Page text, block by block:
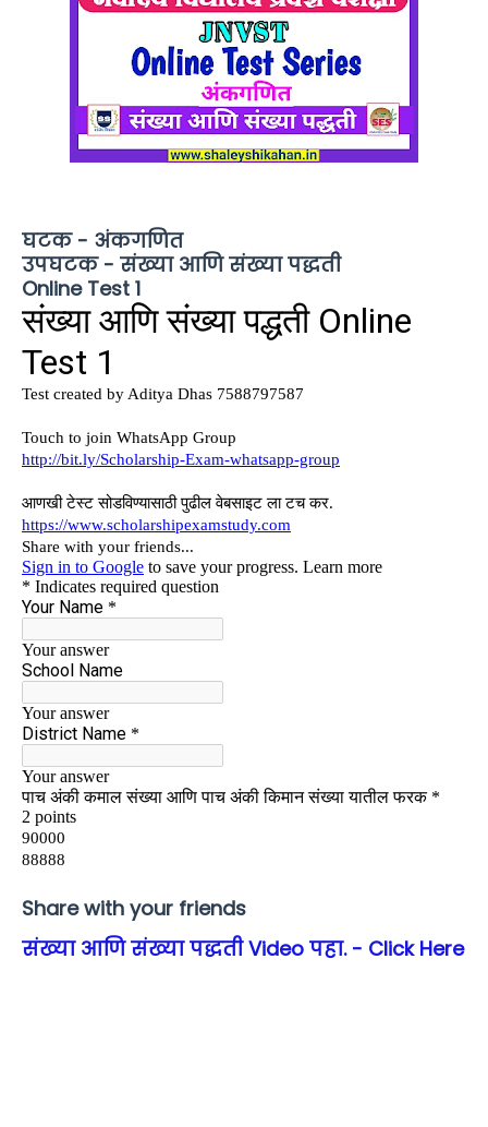
घटक - अंकगणित
उपघटक - संख्या आणि संख्या पद्धती
Online Test 1
Share with your friends
संख्या आणि संख्या पद्धती Video पहा. - Click Here